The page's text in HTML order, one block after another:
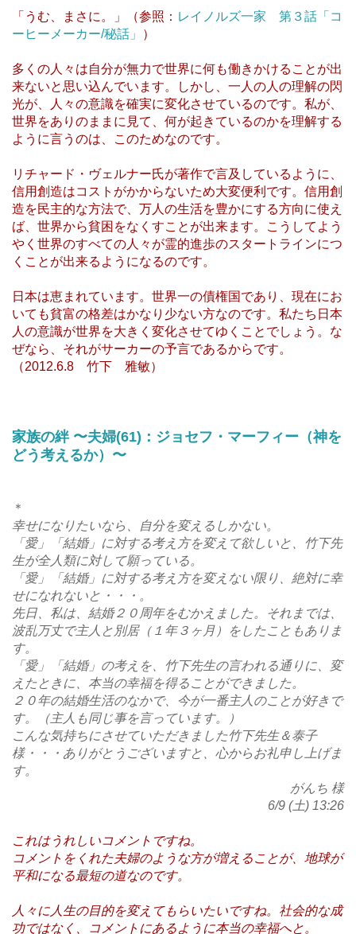
「うむ、まさに。」（参照： レイノルズ一家 第３話「コ
ーヒーメーカー/秘話」
）
多くの人々は自分が無力で世界に何も働きかけることが出
来ないと思い込んでいます。しかし、一人の人の理解の閃
光が、人々の意識を確実に変化させているのです。私が、
世界をありのままに見て、何が起きているのかを理解する
ように言うのは、このためなのです。
リチャード・ヴェルナー氏が著作で言及しているように、
信用創造はコストがかからないため大変便利です。信用創
造を民主的な方法で、万人の生活を豊かにする方向に使え
ば、世界から貧困をなくすことが出来ます。こうしてよう
やく世界のすべての人々が霊的進歩のスタートラインにつ
くことが出来るようになるのです。
日本は恵まれています。世界一の債権国であり、現在にお
いても貧富の格差はかなり少ない方なのです。私たち日本
人の意識が世界を大きく変化させてゆくことでしょう。な
ぜなら、それがサーカーの予言であるからです。
（2012.6.8 竹下 雅敏）
家族の絆 〜夫婦(61)：ジョセフ・マーフィー（神を
どう考えるか）〜
＊
幸せになりたいなら、自分を変えるしかない。
「愛」「結婚」に対する考え方を変えて欲しいと、竹下先
生が全人類に対して願っている。
「愛」「結婚」に対する考え方を変えない限り、絶対に幸
せになれないと・・・。
先日、私は、結婚２０周年をむかえました。それまでは、
波乱万丈で主人と別居（１年３ヶ月）をしたこともありま
す。
「愛」「結婚」の考えを、竹下先生の言われる通りに、変
えたときに、本当の幸福を得ることができました。
２０年の結婚生活のなかで、今が一番主人のことが好きで
す。（主人も同じ事を言っています。）
こんな気持ちにさせていただきました竹下先生＆泰子
様・・・ありがとうございますと、心からお礼申し上げま
す。
がんち 様
6/9 (土) 13:26
これはうれしいコメントですね。
コメントをくれた夫婦のような方が増えることが、地球が
平和になる最短の道なのです。
人々に人生の目的を変えてもらいたいですね。社会的な成
功ではなく、コメントにあるように本当の幸福へと。